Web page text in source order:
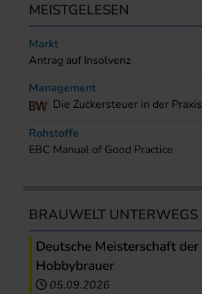
MEISTGELESEN
Markt
Antrag auf Insolvenz
Management
Die Zuckersteuer in der Praxis
Rohstoffe
EBC Manual of Good Practice
BRAUWELT UNTERWEGS
Deutsche Meisterschaft der
Hobbybrauer
05.09.2026